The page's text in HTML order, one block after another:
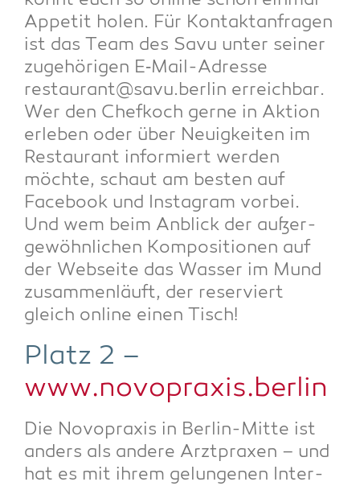
Appe­tit holen. Für Kon­takt­an­fra­gen
ist das Team des Savu unter sei­ner
zuge­hö­ri­gen E‑Mail-Adres­se
restaurant@savu.berlin erreich­bar.
Wer den Chef­koch ger­ne in Akti­on
erle­ben oder über Neu­ig­kei­ten im
Restau­rant infor­miert wer­den
möch­te, schaut am bes­ten auf
Face­book und Insta­gram vor­bei.
Und wem beim Anblick der außer­
ge­wöhn­li­chen Kom­po­si­tio­nen auf
der Web­sei­te das Was­ser im Mund
zusam­men­läuft, der reser­viert
gleich online einen Tisch!
Platz 2 –
www.novopraxis.berlin
Die Novo­pra­xis in Ber­lin-Mit­te ist
anders als ande­re Arzt­pra­xen – und
hat es mit ihrem gelun­ge­nen Inter­